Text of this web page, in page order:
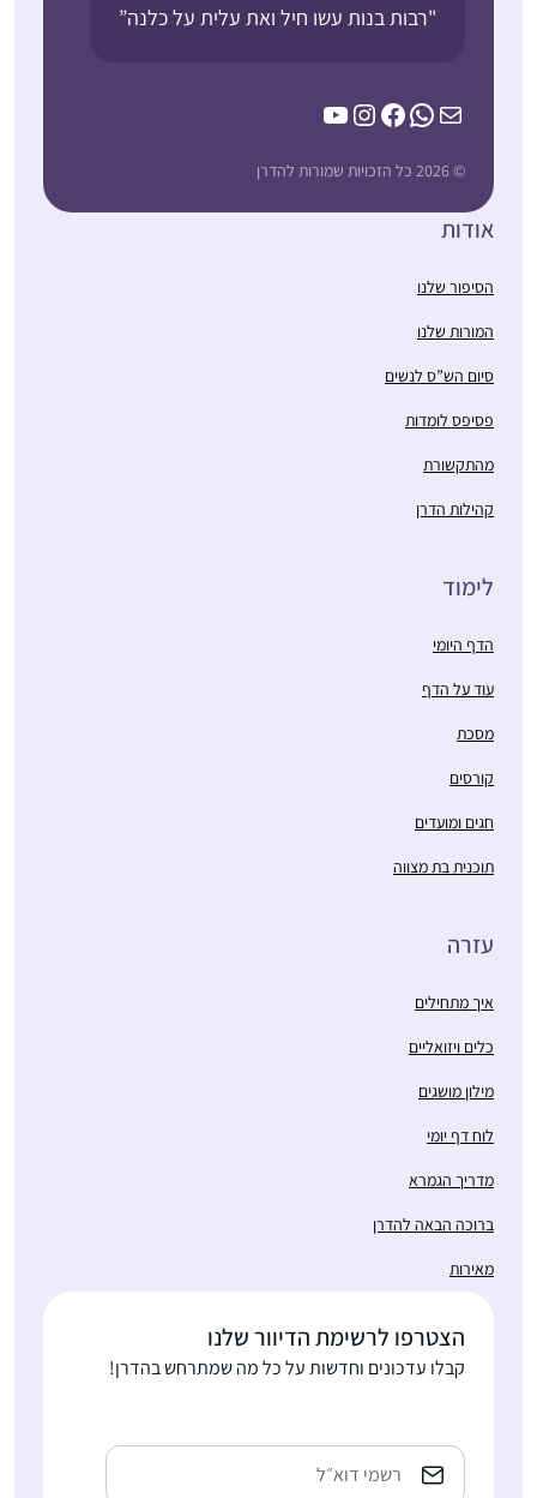
"רבות בנות עשו חיל ואת עלית על כלנה”
Mail
WhatsApp
Facebook
Instagram
YouTube
© 2026 כל הזכויות שמורות להדרן
אודות
הסיפור שלנו
המורות שלנו
סיום הש”ס לנשים
פסיפס לומדות
מהתקשורת
קהילות הדרן
לימוד
הדף היומי
עוד על הדף
מסכת
קורסים
חגים ומועדים
תוכנית בת מצווה
עזרה
איך מתחילים
כלים ויזואליים
מילון מושגים
לוח דף יומי
מדריך הגמרא
ברוכה הבאה להדרן
מאירות
הצטרפו לרשימת הדיוור שלנו
קבלו עדכונים וחדשות על כל מה שמתרחש בהדרן!
כתובת
אימייל